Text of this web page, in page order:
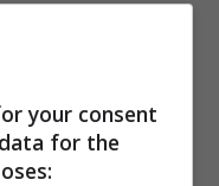
your consent
for the